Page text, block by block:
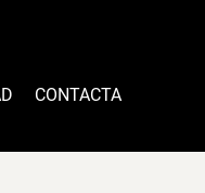
CONTACTA